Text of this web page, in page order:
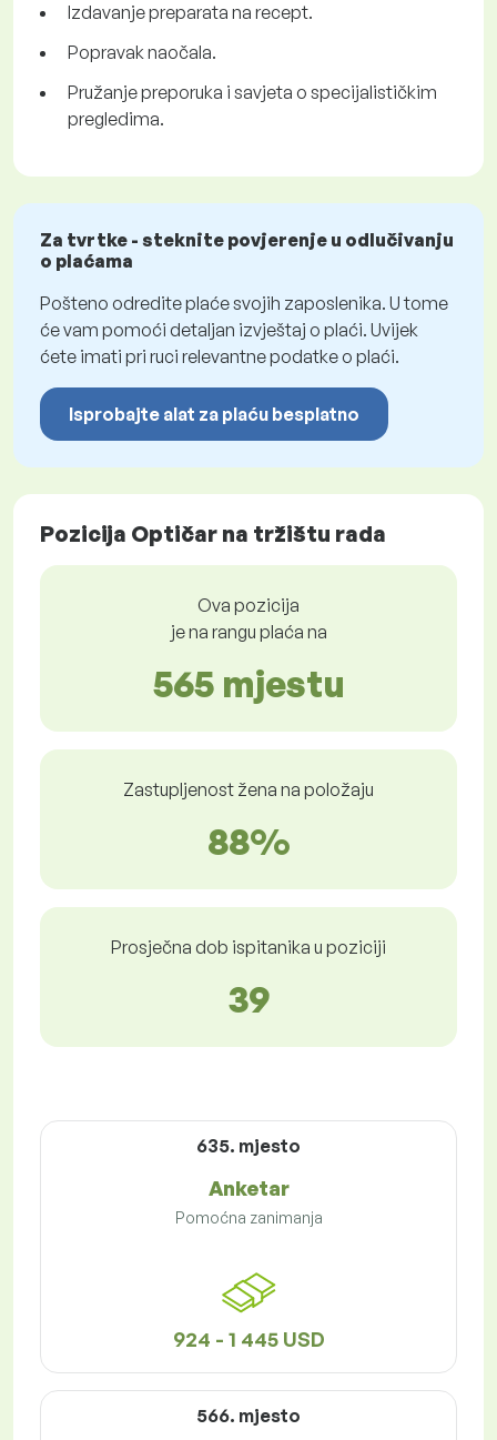
Izdavanje preparata na recept.
Popravak naočala.
Pružanje preporuka i savjeta o specijalističkim
pregledima.
Za tvrtke - steknite povjerenje u odlučivanju
o plaćama
Pošteno odredite plaće svojih zaposlenika. U tome
će vam pomoći detaljan izvještaj o plaći. Uvijek
ćete imati pri ruci relevantne podatke o plaći.
Isprobajte alat za plaću besplatno
Pozicija Optičar na tržištu rada
Ova pozicija
je na rangu plaća na
565 mjestu
Zastupljenost žena na položaju
88%
Prosječna dob ispitanika u poziciji
39
635. mjesto
Anketar
Pomoćna zanimanja
924 - 1 445 USD
566. mjesto